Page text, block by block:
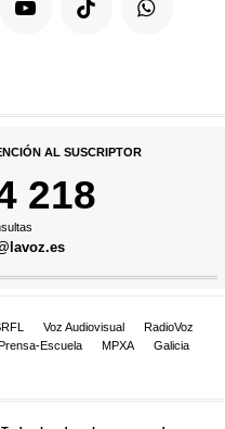
AL SUSCRIPTOR
218
Voz Audiovisual
RadioVoz
Prensa-Escuela MPXA
Galicia